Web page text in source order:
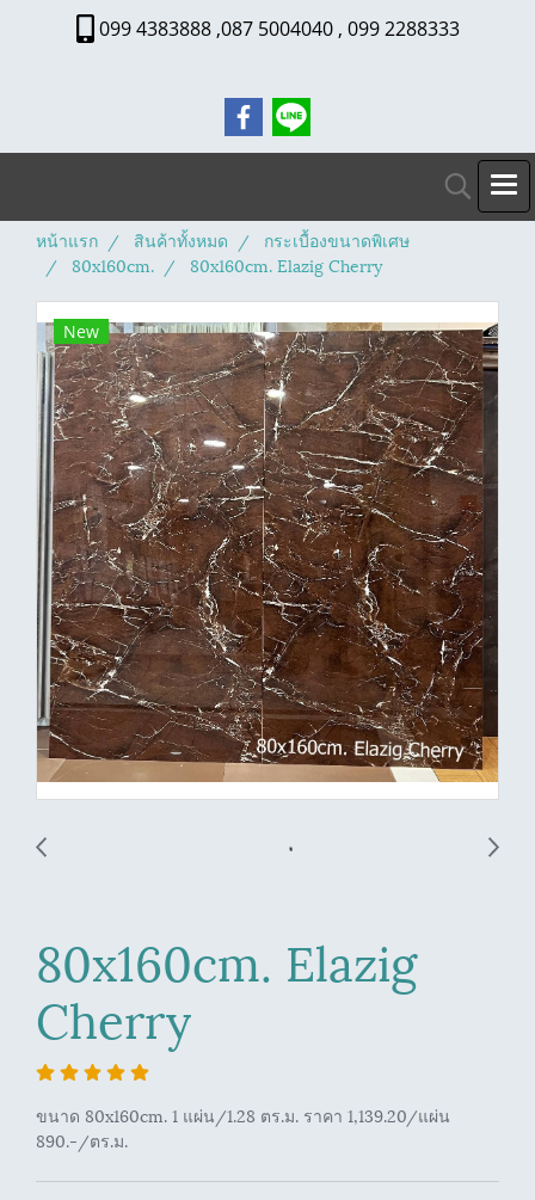
099 4383888 ,087 5004040 , 099 2288333
หน้าแรก สินค้าทั้งหมด
กระเบื้องขนาดพิเศษ
80x160cm.
80x160cm. Elazig Cherry
New
80x160cm. Elazig
Cherry
ขนาด 80x160cm. 1 แผ่น/1.28 ตร.ม. ราคา 1,139.20/แผ่น
890.-/ตร.ม.